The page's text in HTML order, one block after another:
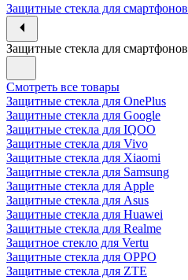
Защитные стекла для смартфонов
Защитные стекла для смартфонов
Смотреть все товары
Защитные стекла для OnePlus
Защитные стекла для Google
Защитные стекла для IQOO
Защитные стекла для Vivo
Защитные стекла для Xiaomi
Защитные стекла для Samsung
Защитные стекла для Apple
Защитные стекла для Asus
Защитные стекла для Huawei
Защитные стекла для Realme
Защитное стекло для Vertu
Защитные стекла для OPPO
Защитные стекла для ZTE